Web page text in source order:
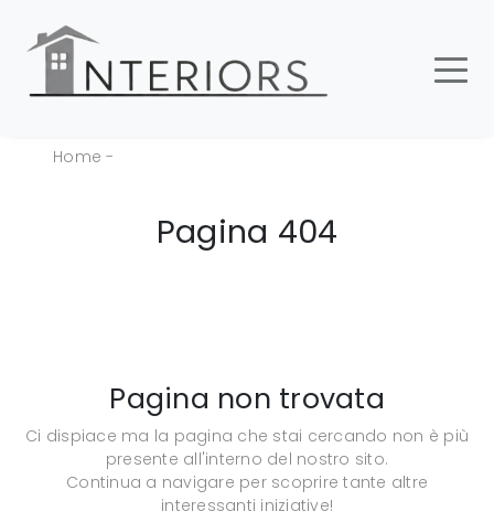
Home -
Pagina 404
Pagina non trovata
Ci dispiace ma la pagina che stai cercando non è più
presente all'interno del nostro sito.
Continua a navigare per scoprire tante altre
interessanti iniziative!